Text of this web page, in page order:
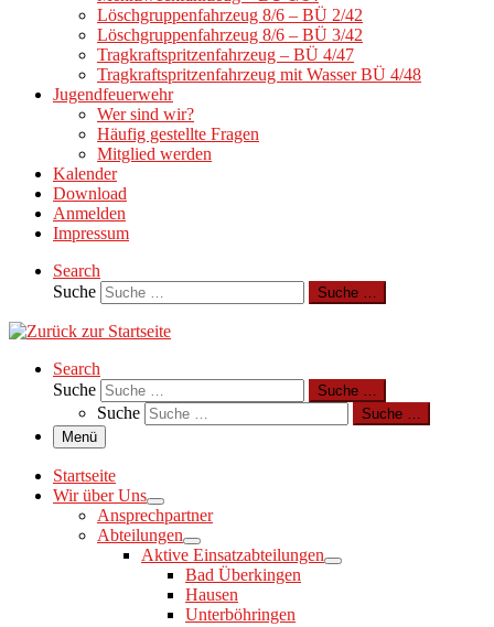
Löschgruppenfahrzeug 8/6 – BÜ 2/42
Löschgruppenfahrzeug 8/6 – BÜ 3/42
Tragkraftspritzenfahrzeug – BÜ 4/47
Tragkraftspritzenfahrzeug mit Wasser BÜ 4/48
Jugendfeuerwehr
Wer sind wir?
Häufig gestellte Fragen
Mitglied werden
Kalender
Download
Anmelden
Impressum
Search
Suche
Suche …
Search
Suche
Suche …
Suche
Suche …
Menü
Startseite
Wir über Uns
Ansprechpartner
Abteilungen
Aktive Einsatzabteilungen
Bad Überkingen
Hausen
Unterböhringen